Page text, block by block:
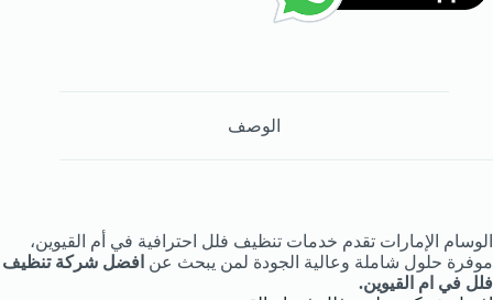
الوصف
الوسام الإمارات تقدم خدمات تنظيف فلل احترافية في أم القيوين،
موفرة حلول شاملة وعالية الجودة لمن يبحث عن افضل شركة تنظيف
فلل في ام القيوين.